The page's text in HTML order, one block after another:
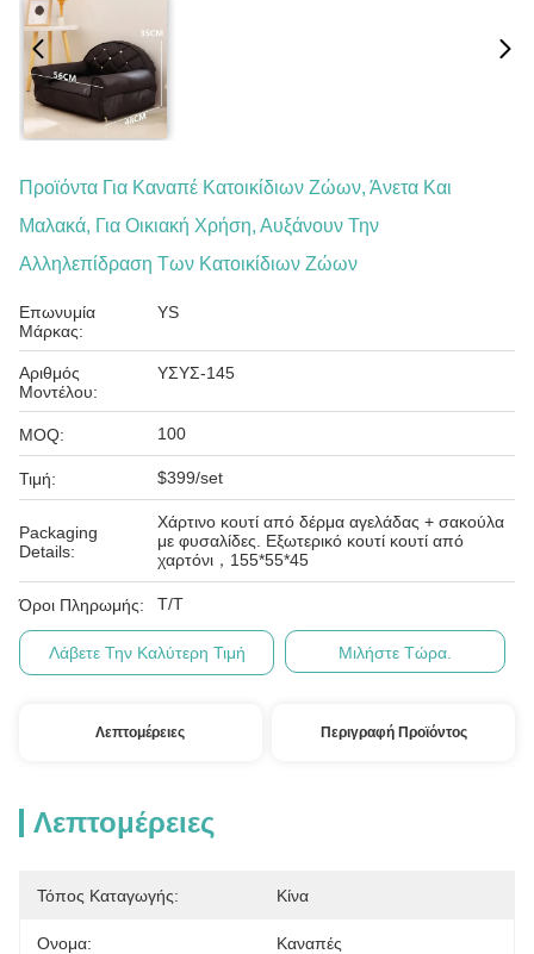
Προϊόντα Για Καναπέ Κατοικίδιων Ζώων, Άνετα Και
Μαλακά, Για Οικιακή Χρήση, Αυξάνουν Την
Αλληλεπίδραση Των Κατοικίδιων Ζώων
Επωνυμία
Μάρκας:
YS
Αριθμός
Μοντέλου:
ΥΣΥΣ-145
MOQ: 100
Τιμή: $399/set
Packaging
Details:
Χάρτινο κουτί από δέρμα αγελάδας + σακούλα
με φυσαλίδες. Εξωτερικό κουτί κουτί από
χαρτόνι，155*55*45
Όροι Πληρωμής: T/T
Λάβετε Την Καλύτερη Τιμή Μιλήστε Τώρα.
Λεπτομέρειες Περιγραφή Προϊόντος
Λεπτομέρειες
Τόπος Καταγωγής: Κίνα
Ονομα: Καναπές